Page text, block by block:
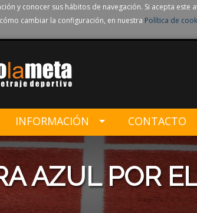
y conocer sus hábitos de navegación. Si acepta este
cambiar la configuración, en nuestra Política de
INFORMACIÓN CONTACTO
AZUL POR